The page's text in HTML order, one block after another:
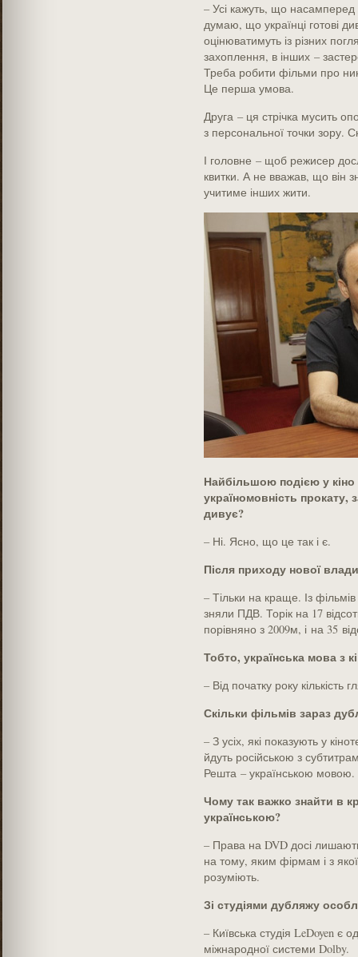
– Усі кажуть, що насамперед
думаю, що українці готові
оцінюватимуть із різних
захоплення, в інших –
Треба робити фільми про
Це перша умова.
Друга – ця стрічка мусить
з персональної точки зору.
І головне – щоб режисер
квитки. А не вважав, що він
учитиме інших жити.
Найбільшою подією у кіно
україномовність прокату,
дивує?
– Ні. Ясно, що це так і є.
Після приходу нової
– Тільки на краще. Із
зняли ПДВ. Торік на 17
порівняно з 2009­м, і на 35
Тобто, українська мова з
– Від початку року кількість
Скільки фільмів зараз
– З усіх, які показують у
йдуть російською з
Решта – українською мовою.
Чому так важко знайти в
українською?
– Права на DVD досі
на тому, яким фірмам і з
розуміють.
Зі студіями дубляжу
– Київська студія LeDoyen є
міжнародної системи Dolby.